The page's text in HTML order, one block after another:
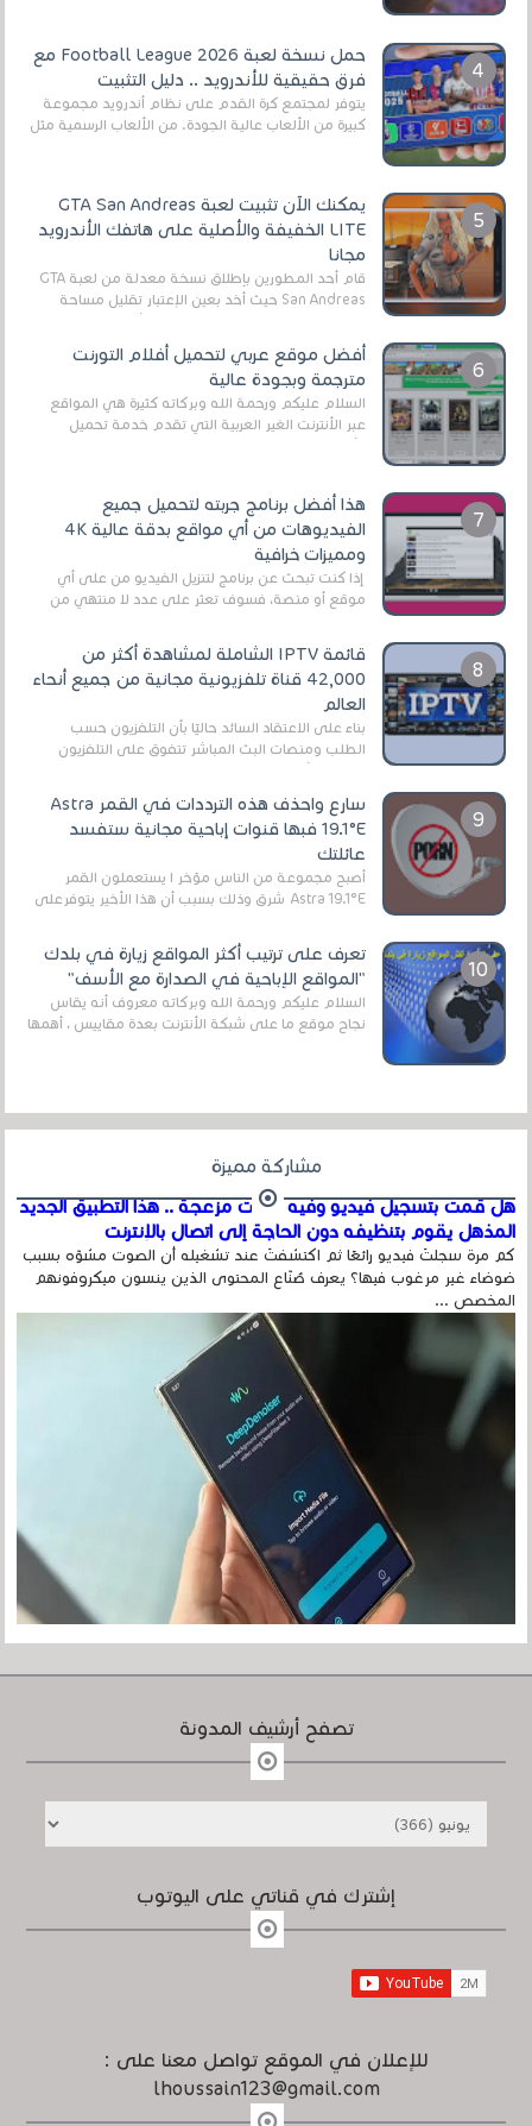
حمل نسخة لعبة Football League 2026 مع
فرق حقيقية للأندرويد .. دليل التثبيت
يتوفر لمجتمع كرة القدم على نظام أندرويد مجموعة
كبيرة من الألعاب عالية الجودة. من الألعاب الرسمية مثل
يمكنك الآن تثبيت لعبة GTA San Andreas
LITE الخفيفة والأصلية على هاتفك الأندرويد
مجانا
قام أحد المطورين بإطلاق نسخة معدلة من لعبة GTA
San Andreas حيث أخد بعين الإعتبار تقليل مساحة
أفضل موقع عربي لتحميل أفلام التورنت
مترجمة وبجودة عالية
السلام عليكم ورحمة الله وبركاته كثيرة هي المواقع
عبر الأنترنت الغير العربية التي تقدم خدمة تحميل
الأفلام على التورنت ، ومعظم هذه المواقع ل...
هذا أفضل برنامج جربته لتحميل جميع
الفيديوهات من أي مواقع بدقة عالية 4K
ومميزات خرافية
إذا كنت تبحث عن برنامج لتنزيل الفيديو من على أي
موقع أو منصة، فسوف تعثر على عدد لا منتهي من
قائمة IPTV الشاملة لمشاهدة أكثر من
42,000 قناة تلفزيونية مجانية من جميع أنحاء
العالم
بناءً على الاعتقاد السائد حاليًا بأن التلفزيون حسب
الطلب ومنصات البث المباشر تتفوق على التلفزيون
الرقمي الأرضي التقليدي، يُعدّ IPTV-org خيار...
سارع واحذف هذه الترددات في القمر Astra
19.1°E فبها قنوات إباحية مجانية ستفسد
عائلتك
أصبح مجموعة من الناس مؤخر ا يستعملون القمر
Astra 19.1°E شرق وذلك بسبب أن هذا الأخير يتوفرعلى
تعرف على ترتيب أكثر المواقع زيارة في بلدك
"المواقع الإباحية في الصدارة مع الأسف"
السلام عليكم ورحمة الله وبركاته معروف أنه يقاس
نجاح موقع ما على شبكة الأنترنت بعدة مقاييس ، أهمها
مشاركة مميزة
هل قمت بتسجيل فيديو وفيه أصوت مزعجة .. هذا التطبيق الجديد
المذهل يقوم بتنظيفه دون الحاجة إلى اتصال بالإنترنت
كم مرة سجلتَ فيديو رائعًا ثم اكتشفتَ عند تشغيله أن الصوت مشوّه بسبب
ضوضاء غير مرغوب فيها؟ يعرف صُنّاع المحتوى الذين ينسون ميكروفونهم
المخصص ...
تصفح أرشيف المدونة
إشترك في قناتي على اليوتوب
للإعلان في الموقع تواصل معنا على :
lhoussain123@gmail.com